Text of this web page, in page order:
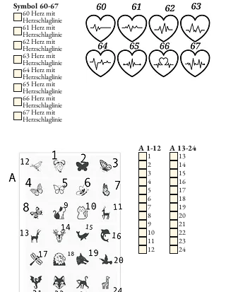
Symbol 60-67
60 Herz mit
Herzschlaglinie
61 Herz mit
Herzschlaglinie
62 Herz mit
Herzschlaglinie
63 Herz mit
Herzschlaglinie
64 Herz mit
Herzschlaglinie
65 Herz mit
Herzschlaglinie
66 Herz mit
Herzschlaglinie
67 Herz mit
Herzschlaglinie
A 1-12
1
2
3
4
5
6
7
8
9
10
11
12
A 13-24
13
14
15
16
17
18
19
20
21
22
23
24